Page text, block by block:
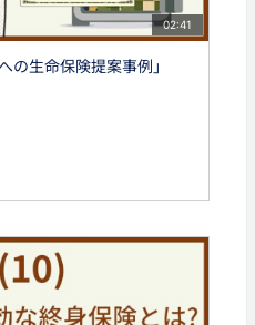
02:41
の生命保険提案事例」